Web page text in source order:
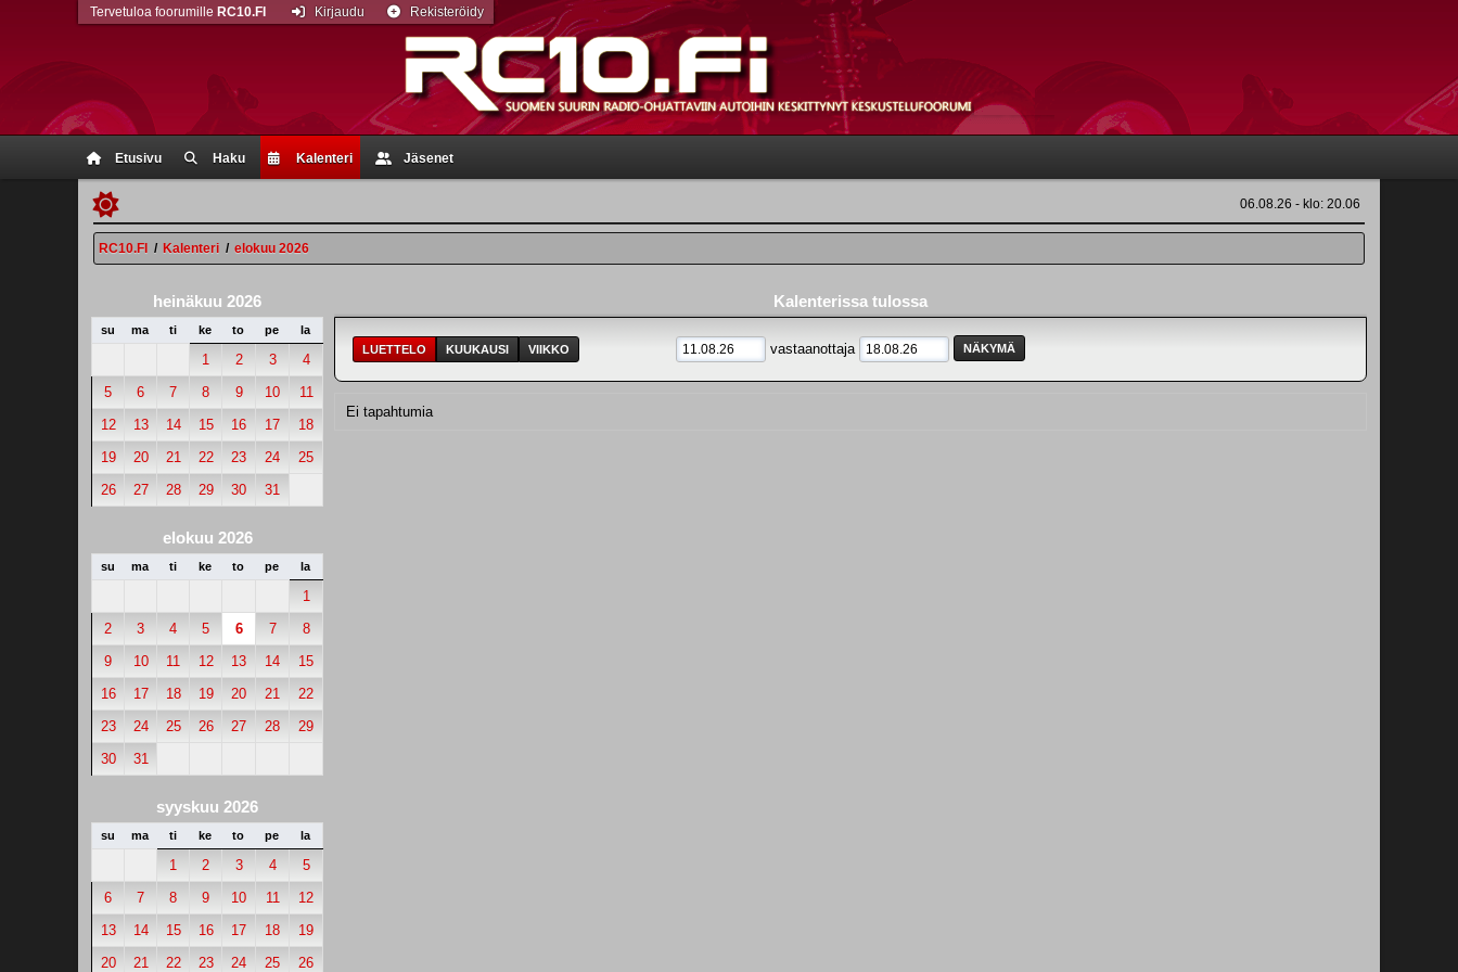
Etusivu Haku Kalenteri Jäsenet
Tervetuloa foorumille RC10.FI Kirjaudu Rekisteröidy
06.08.26 - klo: 20.06
RC10.FI / Kalenteri / elokuu 2026
heinäkuu 2026
su ma ti ke to pe la
1 2 3
4
5
6 7 8 9 10
11
12
13 14 15 16 17
18
19
20 21 22 23 24
25
26
27 28 29 30 31
elokuu 2026
su ma ti ke to pe la
1
2
3 4 5 6 7
8
9
10 11 12 13 14
15
16
17 18 19 20 21
22
23
24 25 26 27 28
29
30
31
syyskuu 2026
su ma ti ke to pe la
1 2 3 4
5
6
7 8 9 10 11
12
13
14 15 16 17 18
19
20
21 22 23 24 25 26
Kalenterissa tulossa
LUETTELO KUUKAUSI VIIKKO vastaanottaja
Ei tapahtumia